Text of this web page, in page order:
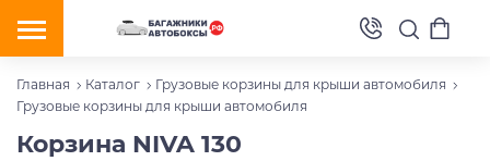
Главная Каталог
Грузовые корзины для крыши автомобиля
Грузовые корзины для крыши автомобиля
Корзина NIVA 130